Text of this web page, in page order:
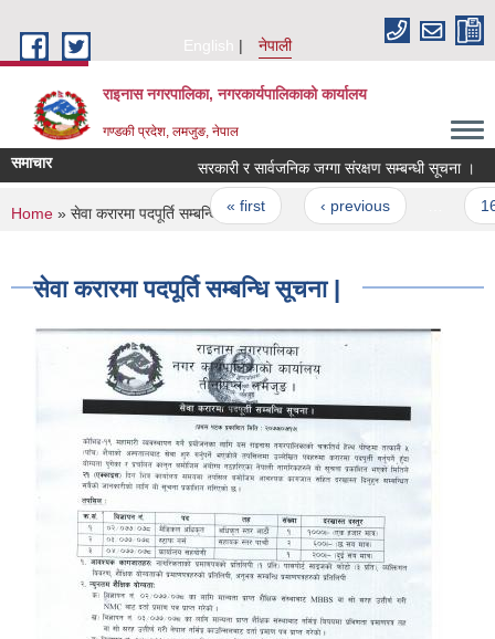
English
नेपाली
राइनास नगरपालिका, नगरकार्यपालिकाको कार्यालय
गण्डकी प्रदेश, लमजुङ, नेपाल
समाचार सरकारी र सार्वजनिक जग्गा संरक्षण सम्बन्धी सूचना ।
Pages
« first ‹ previous 16
You are here
Home » सेवा करारमा पदपूर्ति सम्बन्धि सूचना |
सेवा करारमा पदपूर्ति सम्बन्धि सूचना |